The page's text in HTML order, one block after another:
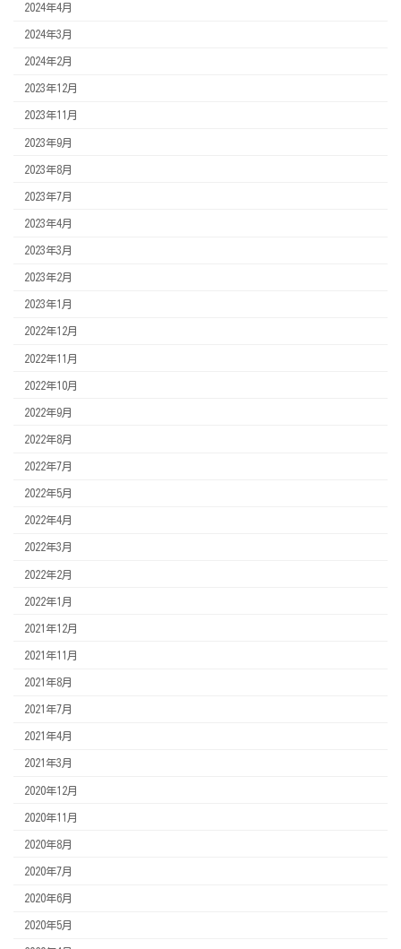
2024年4月
2024年3月
2024年2月
2023年12月
2023年11月
2023年9月
2023年8月
2023年7月
2023年4月
2023年3月
2023年2月
2023年1月
2022年12月
2022年11月
2022年10月
2022年9月
2022年8月
2022年7月
2022年5月
2022年4月
2022年3月
2022年2月
2022年1月
2021年12月
2021年11月
2021年8月
2021年7月
2021年4月
2021年3月
2020年12月
2020年11月
2020年8月
2020年7月
2020年6月
2020年5月